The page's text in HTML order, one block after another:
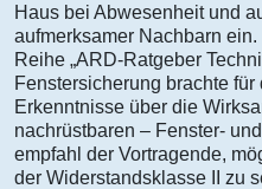
Haus bei Abwesenheit und
aufmerksamer Nachbarn
Reihe „ARD-Ratgeber
Fenstersicherung brachte
Erkenntnisse über die
nachrüstbaren – Fenster-
empfahl der Vortragende,
der Widerstandsklasse II zu